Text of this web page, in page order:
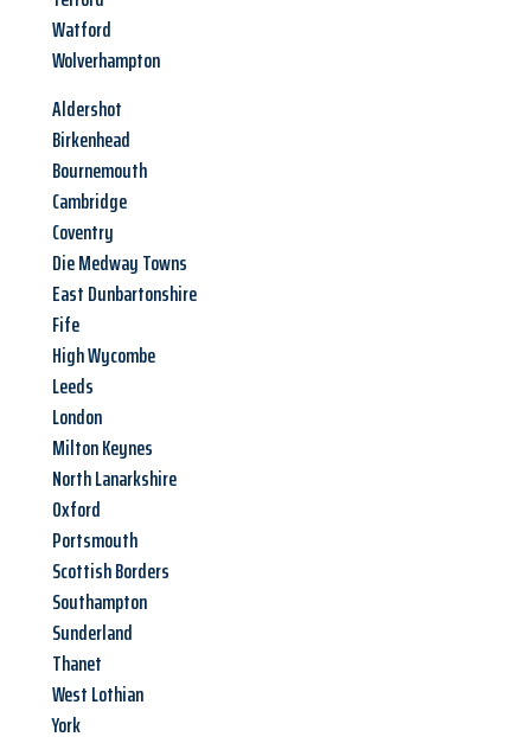
Watford
Wolverhampton
Aldershot
Birkenhead
Bournemouth
Cambridge
Coventry
Die Medway Towns
East Dunbartonshire
Fife
High Wycombe
Leeds
London
Milton Keynes
North Lanarkshire
Oxford
Portsmouth
Scottish Borders
Southampton
Sunderland
Thanet
West Lothian
York